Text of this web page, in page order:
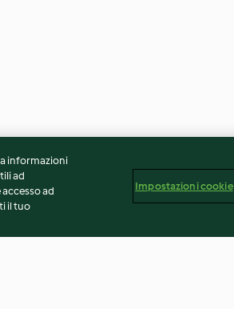
informazioni
ad
ad
il tuo
Impostazioni cookie